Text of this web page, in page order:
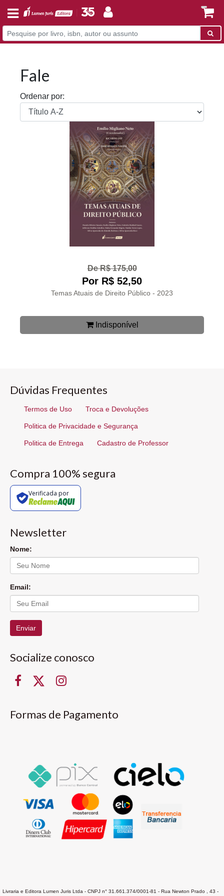
Fale
Ordenar por:
De R$ 175,00
Por R$ 52,50
Temas Atuais de Direito Público - 2023
Indisponível
Dúvidas Frequentes
Termos de Uso Troca e Devoluções
Politica de Privacidade e Segurança
Politica de Entrega Cadastro de Professor
Compra 100% segura
Verificada por
Newsletter
Nome:
Email:
Enviar
Socialize conosco
Formas de Pagamento
Livraria e Editora Lumen Juris Ltda - CNPJ n° 31.661.374/0001-81 - Rua Newton Prado , 43 -